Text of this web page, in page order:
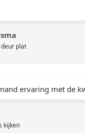
plat
ervaring met de
kijken